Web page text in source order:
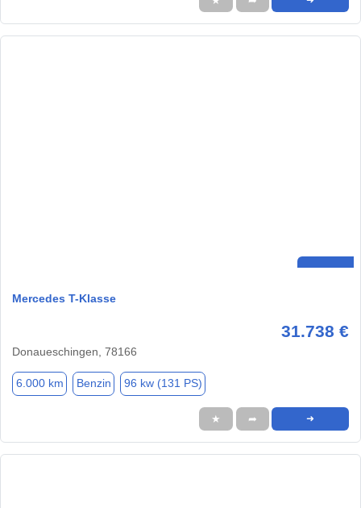
Mercedes T-Klasse
31.738 €
Donaueschingen, 78166
6.000 km Benzin 96 kw (131 PS)
★ ➦ ➜